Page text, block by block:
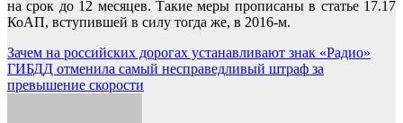
на срок до 12 месяцев. Такие меры прописаны в статье 17.17
КоАП, вступившей в силу тогда же, в 2016-м.
Навигация
по
Зачем на российских дорогах устанавливают знак «Радио»
ГИБДД отменила самый несправедливый штраф за
превышение скорости